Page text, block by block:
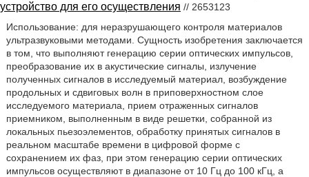
устройство для его осуществления // 2653123
Использование: для неразрушающего контроля материалов
ультразвуковыми методами. Сущность изобретения заключается
в том, что выполняют генерацию серии оптических импульсов,
преобразование их в акустические сигналы, излучение
полученных сигналов в исследуемый материал, возбуждение
продольных и сдвиговых волн в приповерхностном слое
исследуемого материала, прием отраженных сигналов
приемником, выполненным в виде решетки, собранной из
локальных пьезоэлементов, обработку принятых сигналов в
реальном масштабе времени в цифровой форме с
сохранением их фаз, при этом генерацию серии оптических
импульсов осуществляют в диапазоне от 10 Гц до 100 кГц, а